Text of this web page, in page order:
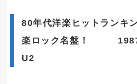
80年代洋楽ヒットランキ
楽ロック名盤！ 1987
U2